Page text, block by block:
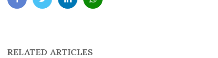
RELATED ARTICLES